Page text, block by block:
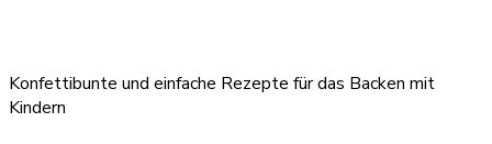
Konfettibunte und einfache Rezepte für das Backen mit
Kindern